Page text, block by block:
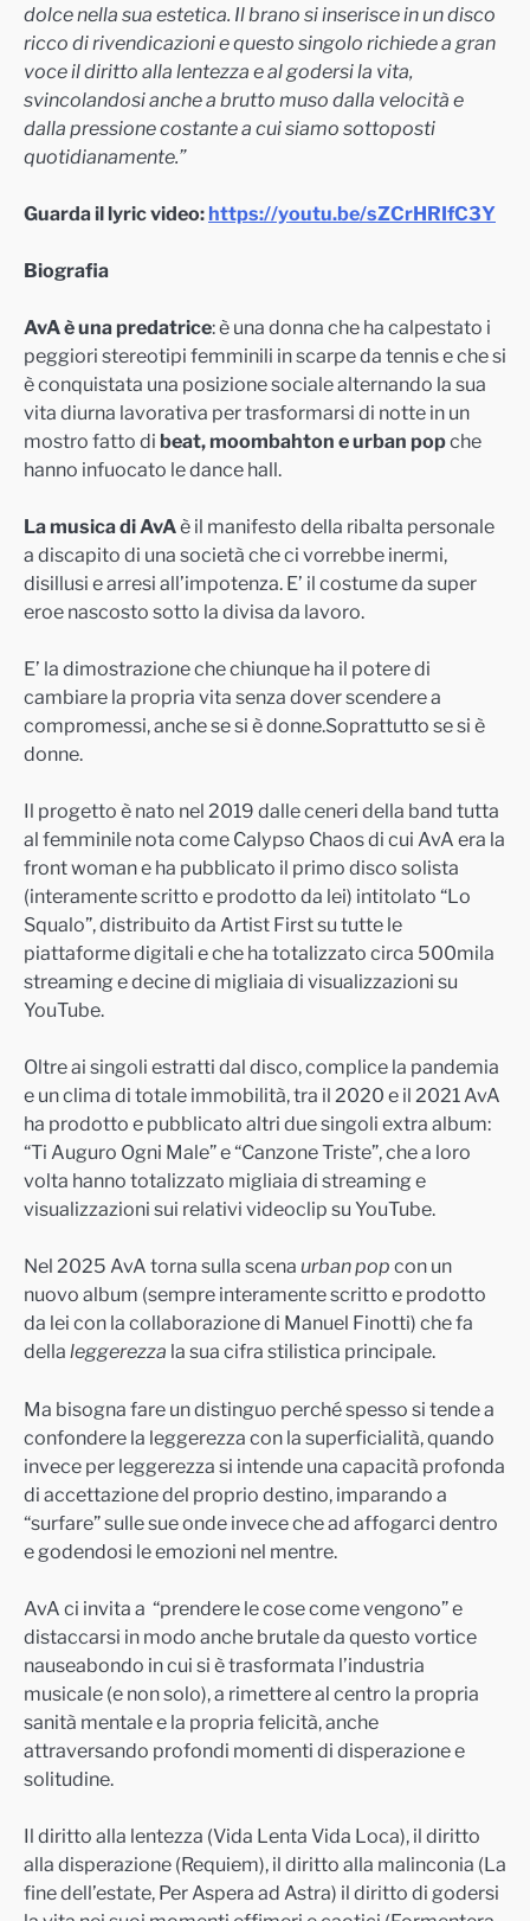
dolce nella sua estetica. Il brano si inserisce in un disco
ricco di rivendicazioni e questo singolo richiede a gran
voce il diritto alla lentezza e al godersi la vita,
svincolandosi anche a brutto muso dalla velocità e
dalla pressione costante a cui siamo sottoposti
quotidianamente.”
Guarda il lyric video: https://youtu.be/sZCrHRIfC3Y
Biografia
AvA è una predatrice: è una donna che ha calpestato i
peggiori stereotipi femminili in scarpe da tennis e che si
è conquistata una posizione sociale alternando la sua
vita diurna lavorativa per trasformarsi di notte in un
mostro fatto di beat, moombahton e urban popche
hanno infuocato le dance hall.
La musica di AvAè il manifesto della ribalta personale
a discapito di una società che ci vorrebbe inermi,
disillusi e arresi all’impotenza. E’ il costume da super
eroe nascosto sotto la divisa da lavoro.
E’ la dimostrazione che chiunque ha il potere di
cambiare la propria vita senza dover scendere a
compromessi, anche se si è donne.Soprattutto se si è
donne.
Il progetto è nato nel 2019 dalle ceneri della band tutta
al femminile nota come Calypso Chaos di cui AvA era la
front woman e ha pubblicato il primo disco solista
(interamente scritto e prodotto da lei) intitolato “Lo
Squalo”, distribuito da Artist First su tutte le
piattaforme digitali e che ha totalizzato circa 500mila
streaming e decine di migliaia di visualizzazioni su
YouTube.
Oltre ai singoli estratti dal disco, complice la pandemia
e un clima di totale immobilità, tra il 2020 e il 2021 AvA
ha prodotto e pubblicato altri due singoli extra album:
“Ti Auguro Ogni Male” e “Canzone Triste”, che a loro
volta hanno totalizzato migliaia di streaming e
visualizzazioni sui relativi videoclip su YouTube.
Nel 2025 AvA torna sulla scena urban pop con un
nuovo album (sempre interamente scritto e prodotto
da lei con la collaborazione di Manuel Finotti) che fa
della leggerezza la sua cifra stilistica principale.
Ma bisogna fare un distinguo perché spesso si tende a
confondere la leggerezza con la superficialità, quando
invece per leggerezza si intende una capacità profonda
di accettazione del proprio destino, imparando a
“surfare” sulle sue onde invece che ad affogarci dentro
e godendosi le emozioni nel mentre.
AvA ci invita a “prendere le cose come vengono” e
distaccarsi in modo anche brutale da questo vortice
nauseabondo in cui si è trasformata l’industria
musicale (e non solo), a rimettere al centro la propria
sanità mentale e la propria felicità, anche
attraversando profondi momenti di disperazione e
solitudine.
Il diritto alla lentezza (Vida Lenta Vida Loca), il diritto
alla disperazione (Requiem), il diritto alla malinconia (La
fine dell’estate, Per Aspera ad Astra) il diritto di godersi